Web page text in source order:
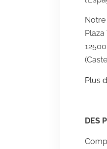
Notre
Plaza
Plus
DES